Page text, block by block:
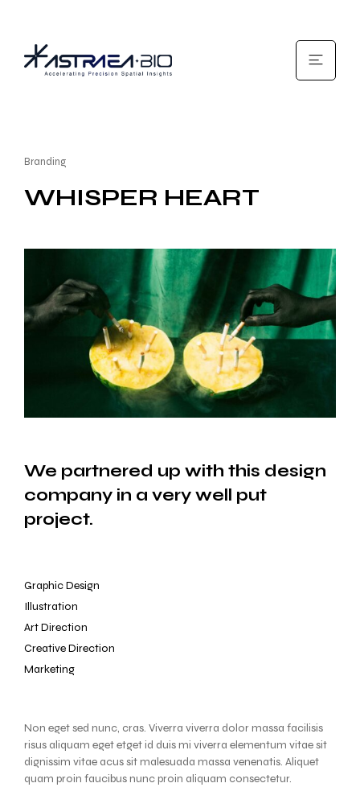
Branding
WHISPER HEART
We partnered up with this design
company in a very well put
project.
Graphic Design
Illustration
Art Direction
Creative Direction
Marketing
Non eget sed nunc, cras. Viverra viverra dolor massa facilisis
risus aliquam eget etget id duis mi viverra elementum vitae sit
dignissim vitae acus sit malesuada massa venenatis. Aliquet
quam proin faucibus nunc proin aliquam consectetur.